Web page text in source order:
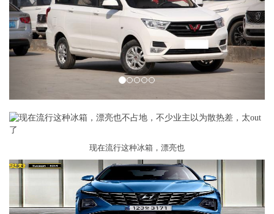
现在流行这种冰箱，漂亮也